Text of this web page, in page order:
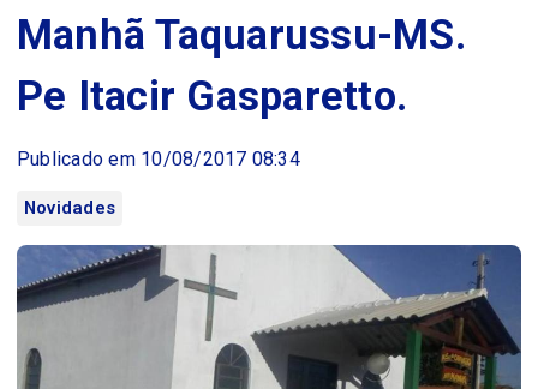
Manhã Taquarussu-MS.
Pe Itacir Gasparetto.
Publicado em 10/08/2017 08:34
Novidades